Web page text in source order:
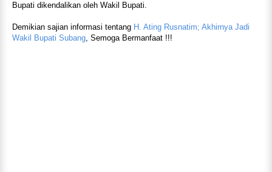
Bupati dikendalikan oleh Wakil Bupati.
Demikian sajian informasi tentang H. Ating Rusnatim; Akhirnya Jadi
Wakil Bupati Subang, Semoga Bermanfaat !!!